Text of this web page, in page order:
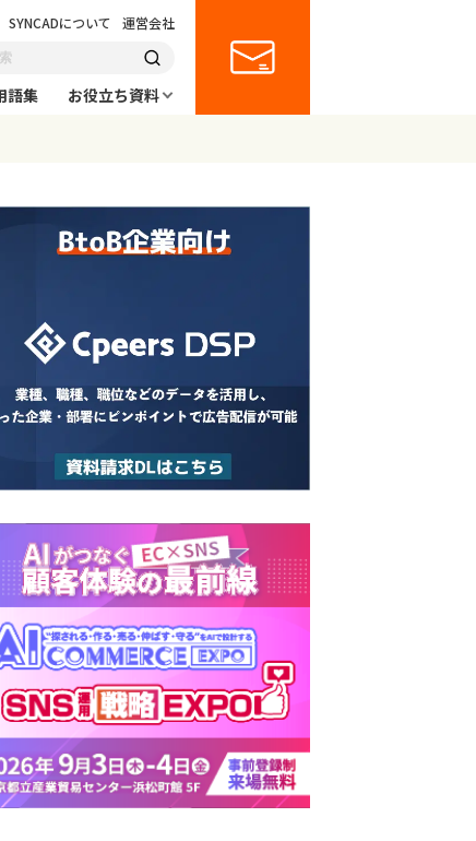
SYNCADについて 運営会社
語集
お役立ち資料